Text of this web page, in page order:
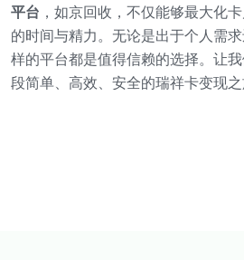
平台 ，如京回收，不仅能够最大化
的时间与精力。无论是出于个人需
样的平台都是值得信赖的选择。让
段简单、高效、安全的瑞祥卡变现之